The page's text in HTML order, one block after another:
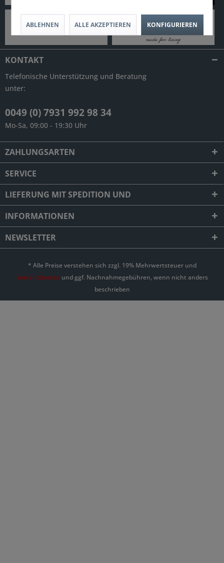
KONTAKT
Telefonische Unterstützung und Beratung
unter:
0049 (0) 7931 992 98 34
Mo-Sa, 09:00 - 19:30 Uhr
ZAHLUNGSARTEN
SERVICE
LIEFERUNG MIT SPEDITION UND
INFORMATIONEN
NEWSLETTER
* Alle Preise verstehen sich zzgl. 19% Mehrwertsteuer und
Versandkosten und ggf. Nachnahmegebühren, wenn nicht anders
beschrieben
ABLEHNEN ALLE AKZEPTIEREN KONFIGURIEREN